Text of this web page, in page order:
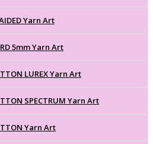
Yarn Art
5mm Yarn Art
LUREX Yarn Art
SPECTRUM Yarn Art
Yarn Art